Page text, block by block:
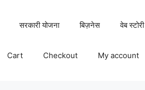
सरकारी योजना बिज़नेस वेब स्टोरी
Cart Checkout My account